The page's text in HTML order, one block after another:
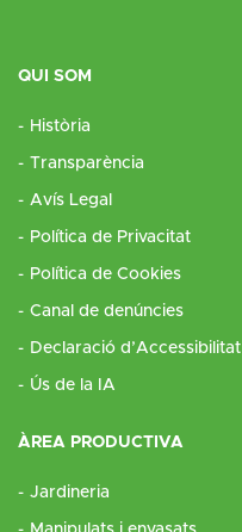
QUI SOM
Història
Transparència
Avís Legal
Política de Privacitat
Política de Cookies
Canal de denúncies
Declaració d’Accessibilitat
Ús de la IA
ÀREA PRODUCTIVA
Jardineria